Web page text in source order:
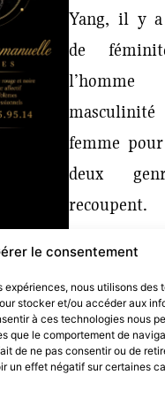
le consentement
expériences, nous utilisons des
stocker et/ou accéder aux
à ces technologies nous
que le comportement de
de ne pas consentir ou de
un effet négatif sur certaines
Yang, il y
de
femme
deux
recoupent.
Allons plus
mieux !